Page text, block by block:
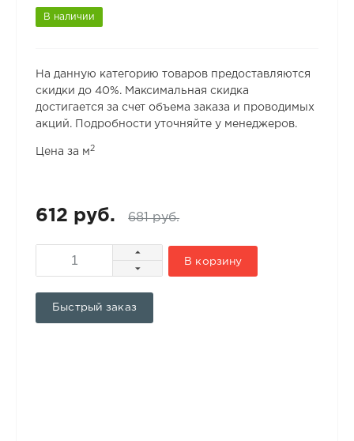
В наличии
На данную категорию товаров предоставляются
скидки до 40%. Максимальная скидка
достигается за счет объема заказа и проводимых
акций. Подробности уточняйте у менеджеров.
Цена за м 2
612 руб. 681 руб.
В корзину
Быстрый заказ